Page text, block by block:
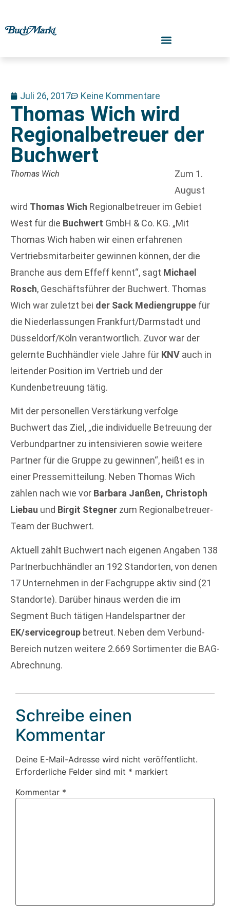
Juli 26, 2017 Keine Kommentare
Thomas Wich wird
Regionalbetreuer der
Buchwert
Thomas Wich
Zum 1.
August
wird Thomas Wich Regionalbetreuer im Gebiet
West für die Buchwert GmbH & Co. KG. „Mit
Thomas Wich haben wir einen erfahrenen
Vertriebsmitarbeiter gewinnen können, der die
Branche aus dem Effeff kennt“, sagt Michael
Rosch, Geschäftsführer der Buchwert. Thomas
Wich war zuletzt bei der Sack Mediengruppe für
die Niederlassungen Frankfurt/Darmstadt und
Düsseldorf/Köln verantwortlich. Zuvor war der
gelernte Buchhändler viele Jahre für KNV auch in
leitender Position im Vertrieb und der
Kundenbetreuung tätig.
Mit der personellen Verstärkung verfolge
Buchwert das Ziel, „die individuelle Betreuung der
Verbundpartner zu intensivieren sowie weitere
Partner für die Gruppe zu gewinnen“, heißt es in
einer Pressemitteilung. Neben Thomas Wich
zählen nach wie vor Barbara Janßen, Christoph
Liebau und Birgit Stegner zum Regionalbetreuer-
Team der Buchwert.
Aktuell zählt Buchwert nach eigenen Angaben 138
Partnerbuchhändler an 192 Standorten, von denen
17 Unternehmen in der Fachgruppe aktiv sind (21
Standorte). Darüber hinaus werden die im
Segment Buch tätigen Handelspartner der
EK/servicegroup betreut. Neben dem Verbund-
Bereich nutzen weitere 2.669 Sortimenter die BAG-
Abrechnung.
Schreibe einen
Kommentar
Deine E-Mail-Adresse wird nicht veröffentlicht.
Erforderliche Felder sind mit * markiert
Kommentar *